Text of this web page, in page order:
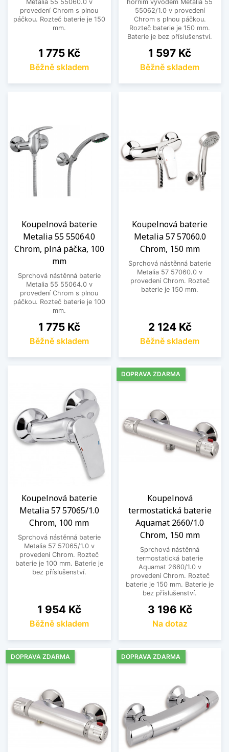
Metalia 55 55060.0 v
provedení Chrom s plnou
páčkou. Rozteč baterie je 150
mm.
Cena
1 775 Kč
Běžně skladem
horním vývodem Metalia 55
55062/1.0 v provedení
Chrom s plnou páčkou.
Rozteč baterie je 150 mm.
Baterie je bez příslušenství.
Cena
1 597 Kč
Běžně skladem
Koupelnová baterie
Metalia 55 55064.0
Chrom, plná páčka, 100
mm
Sprchová nástěnná baterie
Metalia 55 55064.0 v
provedení Chrom s plnou
páčkou. Rozteč baterie je 100
mm.
Cena
1 775 Kč
Běžně skladem
Koupelnová baterie
Metalia 57 57060.0
Chrom, 150 mm
Sprchová nástěnná baterie
Metalia 57 57060.0 v
provedení Chrom. Rozteč
baterie je 150 mm.
Cena
2 124 Kč
Běžně skladem
Koupelnová baterie
Metalia 57 57065/1.0
Chrom, 100 mm
Sprchová nástěnná baterie
Metalia 57 57065/1.0 v
provedení Chrom. Rozteč
baterie je 100 mm. Baterie je
bez příslušenství.
Cena
1 954 Kč
Běžně skladem
Koupelnová
termostatická baterie
Aquamat 2660/1.0
Chrom, 150 mm
Sprchová nástěnná
termostatická baterie
Aquamat 2660/1.0 v
provedení Chrom. Rozteč
baterie je 150 mm. Baterie je
bez příslušenství.
Cena
3 196 Kč
Na dotaz
DOPRAVA ZDARMA
DOPRAVA ZDARMA DOPRAVA ZDARMA